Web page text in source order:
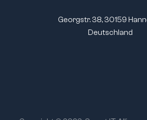
Georgstr. 38, 30159
Deutschland